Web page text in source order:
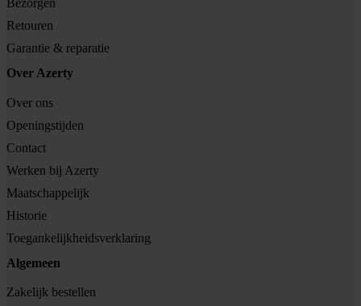
Bezorgen
Retouren
Garantie & reparatie
Over Azerty
Over ons
Openingstijden
Contact
Werken bij Azerty
Maatschappelijk
Historie
Toegankelijkheidsverklaring
Algemeen
Zakelijk bestellen